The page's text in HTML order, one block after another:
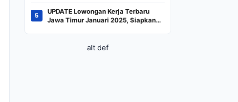
Kilogram
5
UPDATE Lowongan Kerja Terbaru
Jawa Timur Januari 2025, Siapkan
alt def